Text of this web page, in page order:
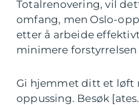
Totalrenovering, vil
omfang, men Oslo-
etter å arbeide
minimere
Gi hjemmet ditt et løft
oppussing. Besøk